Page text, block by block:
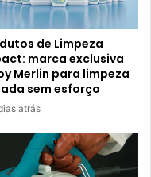
de Limpeza
marca exclusiva
Merlin para limpeza
sem esforço
atrás